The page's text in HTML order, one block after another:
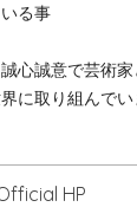
る事
心誠意で芸術家
に取り組んでい
HP